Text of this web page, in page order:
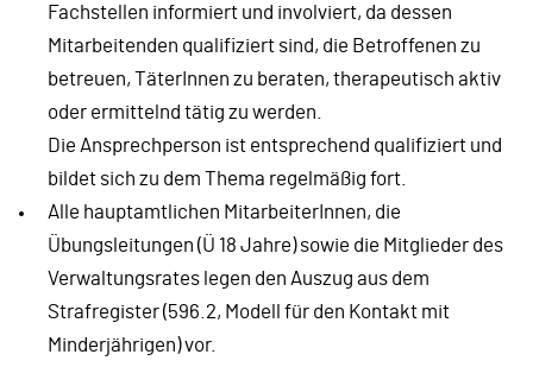
Fachstellen informiert und involviert, da dessen
Mitarbeitenden qualifiziert sind, die Betroffenen zu
betreuen, TäterInnen zu beraten, therapeutisch aktiv
oder ermittelnd tätig zu werden.
Die Ansprechperson ist entsprechend qualifiziert und
bildet sich zu dem Thema regelmäßig fort.
Alle hauptamtlichen MitarbeiterInnen, die
Übungsleitungen (Ü 18 Jahre) sowie die Mitglieder des
Verwaltungsrates legen den Auszug aus dem
Strafregister (596.2, Modell für den Kontakt mit
Minderjährigen) vor.